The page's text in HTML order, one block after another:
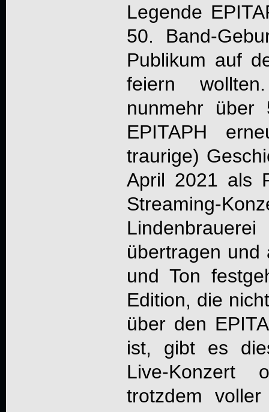
Legende
50. Band-
Publikum auf
feiern
nunmehr über
EPITAPH
traurige)
April 2021 als
Streaming-
übertragen und
und Ton
Edition, die
über den
ist, gibt es
Live-Konzert
trotzdem